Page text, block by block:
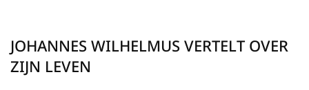
JOHANNES WILHELMUS VERTELT OVER
ZIJN LEVEN